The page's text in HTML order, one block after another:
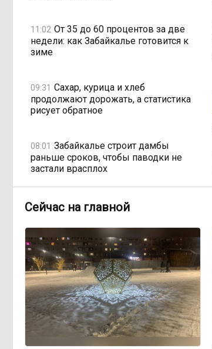
11:02 От 35 до 60 процентов за две
недели: как Забайкалье готовится к
зиме
09:31 Сахар, курица и хлеб
продолжают дорожать, а статистика
рисует обратное
08:01 Забайкалье строит дамбы
раньше сроков, чтобы паводки не
застали врасплох
18:01, Вчера
Погодные качели в
ближайшие выходные
16:58, Вчера Консультанты
возглавили рейтинг самых
высокооплачиваемых подработок
за смену в ДФО
15:02, Вчера
«Ждать некогда»:
жители подтопленного Угдана
Сейчас на главной